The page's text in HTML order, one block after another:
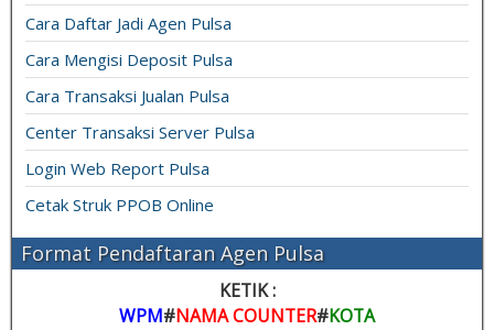
Cara Daftar Jadi Agen Pulsa
Cara Mengisi Deposit Pulsa
Cara Transaksi Jualan Pulsa
Center Transaksi Server Pulsa
Login Web Report Pulsa
Cetak Struk PPOB Online
Format Pendaftaran Agen Pulsa
KETIK :
WPM#NAMA COUNTER#KOTA